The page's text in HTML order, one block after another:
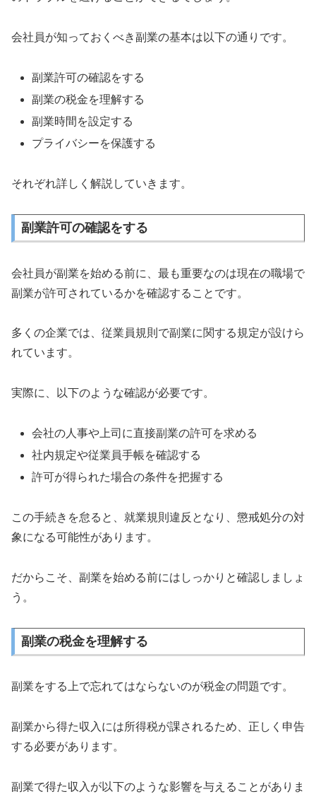
会社員が知っておくべき副業の基本は以下の通りです。
副業許可の確認をする
副業の税金を理解する
副業時間を設定する
プライバシーを保護する
それぞれ詳しく解説していきます。
副業許可の確認をする
会社員が副業を始める前に、最も重要なのは現在の職場で
副業が許可されているかを確認することです。
多くの企業では、従業員規則で副業に関する規定が設けら
れています。
実際に、以下のような確認が必要です。
会社の人事や上司に直接副業の許可を求める
社内規定や従業員手帳を確認する
許可が得られた場合の条件を把握する
この手続きを怠ると、就業規則違反となり、懲戒処分の対
象になる可能性があります。
だからこそ、副業を始める前にはしっかりと確認しましょ
う。
副業の税金を理解する
副業をする上で忘れてはならないのが税金の問題です。
副業から得た収入には所得税が課されるため、正しく申告
する必要があります。
副業で得た収入が以下のような影響を与えることがありま